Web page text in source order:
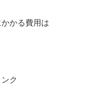
かる費用は
ク